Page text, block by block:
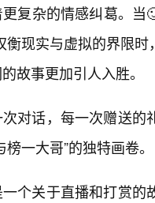
复杂的情感纠葛。当
衡现实与虚拟的界限
故事更加引人入胜。
对话，每一次赠送的
一大哥”的独特画卷。
个关于直播和打赏的